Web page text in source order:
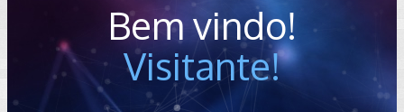
Bem vindo!
Visitante!